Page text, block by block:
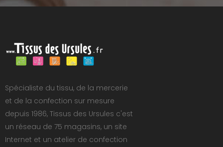
Spécialiste du tissu, de la mercerie
et de la confection sur mesure
depuis 1986, Tissus des Ursules c'est
un réseau de 75 magasins, un site
Internet et un atelier de confection